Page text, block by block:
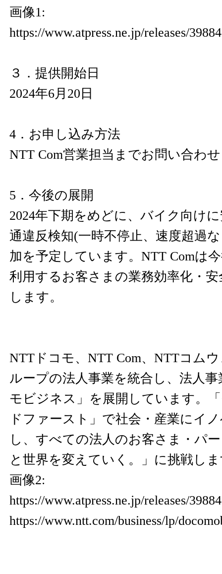
画像1:
https://www.atpress.ne.jp/releases/
３．提供開始日
2024年6月20日
4．お申し込み方法
NTT Com営業担当までお問い合わ
5．今後の展開
2024年下期をめどに、バイク向け
通違反検知(一時不停止、速度超過
加を予定しています。NTT Comは
利用するお客さまの業務効率化・
します。
NTTドコモ、NTT Com、NTTコム
ループの法人事業を統合し、法人
モビジネス」を展開しています。
ドファースト」で社会・産業にイ
し、すべての法人のお客さま・パ
と世界を変えていく。」に挑戦し
画像2:
https://www.atpress.ne.jp/releases/
https://www.ntt.com/business/lp/